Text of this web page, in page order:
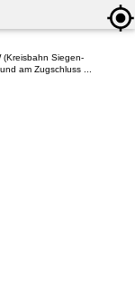
(Kreisbahn Siegen-
am Zugschluss ...